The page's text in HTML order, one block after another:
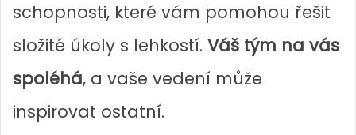
schopnosti, které vám pomohou řešit
složité úkoly s lehkostí. Váš tým na vás
spoléhá, a vaše vedení může
inspirovat ostatní.